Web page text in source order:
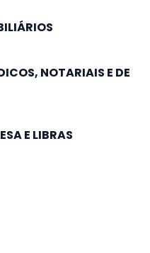
NOTARIAIS E DE
E LIBRAS